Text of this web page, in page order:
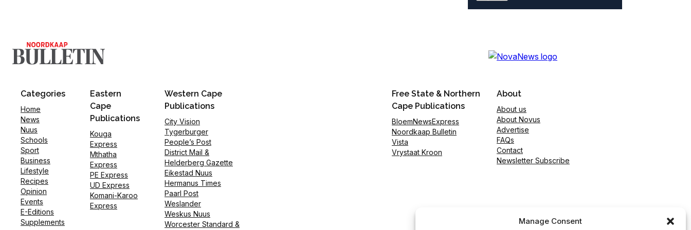
Manage Consent
Categories
Home
News
Nuus
Schools
Sport
Business
Lifestyle
Recipes
Opinion
Events
E-Editions
Supplements
Eastern
Cape
Publications
Kouga
Express
Mthatha
Express
PE Express
UD Express
Komani-Karoo
Express
Western Cape
Publications
City Vision
Tygerburger
People’s Post
District Mail &
Helderberg Gazette
Eikestad Nuus
Hermanus Times
Paarl Post
Weslander
Weskus Nuus
Worcester Standard &
Free State & Northern
Cape Publications
BloemNewsExpress
Noordkaap Bulletin
Vista
Vrystaat Kroon
About
About us
About Novus
Advertise
FAQs
Contact
Newsletter Subscribe